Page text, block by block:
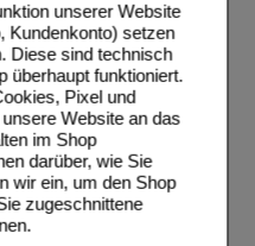
unserer Website
Kundenkonto) setzen
Diese sind technisch
überhaupt funktioniert.
Pixel und
Website an das
im Shop
darüber, wie Sie
wir ein, um den Shop
zugeschnittene